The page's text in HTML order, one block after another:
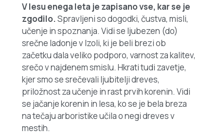
V lesu enega leta je zapisano vse, kar se je
zgodilo.Spravljeni so dogodki, čustva, misli,
učenje in spoznanja. Vidi se ljubezen (do)
srečne ladonje v Izoli, ki je beli brezi ob
začetku dala veliko podporo, varnost za kalitev,
srečo v najdenem smislu. Hkrati tudi zavetje,
kjer smo se srečevali ljubitelji dreves,
priložnost za učenje in rast prvih korenin. Vidi
se jačanje korenin in lesa, ko se je bela breza
na tečaju arboristike učila o negi dreves v
mestih.